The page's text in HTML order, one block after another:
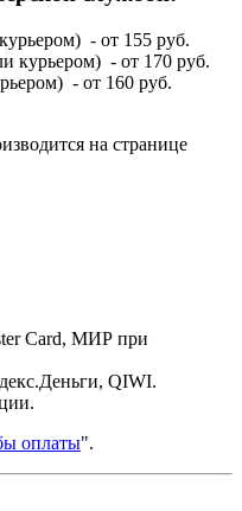
- от 155 руб.
курьером) - от 170 руб.
- от 160 руб.
на странице
Card, МИР при
QIWI.
оплаты".